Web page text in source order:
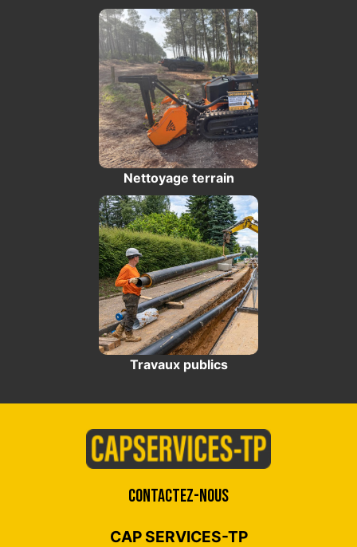
Nettoyage terrain
Travaux publics
CONTACTEZ-NOUS
CAP SERVICES-TP